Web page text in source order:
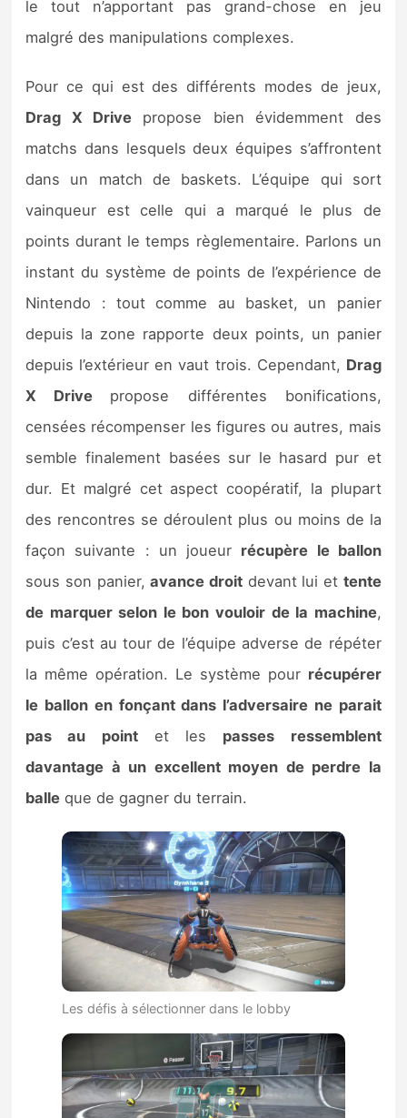
le tout n’apportant pas grand-chose en jeu
malgré des manipulations complexes.
Pour ce qui est des différents modes de jeux,
Drag X Drive propose bien évidemment des
matchs dans lesquels deux équipes s’affrontent
dans un match de baskets. L’équipe qui sort
vainqueur est celle qui a marqué le plus de
points durant le temps règlementaire. Parlons un
instant du système de points de l’expérience de
Nintendo : tout comme au basket, un panier
depuis la zone rapporte deux points, un panier
depuis l’extérieur en vaut trois. Cependant, Drag
X Drive propose différentes bonifications,
censées récompenser les figures ou autres, mais
semble finalement basées sur le hasard pur et
dur. Et malgré cet aspect coopératif, la plupart
des rencontres se déroulent plus ou moins de la
façon suivante : un joueur récupère le ballon
sous son panier,avance droitdevant lui et tente
de marquer selon le bon vouloir de la machine,
puis c’est au tour de l’équipe adverse de répéter
la même opération. Le système pour récupérer
le ballon en fonçant dans l’adversaire ne parait
pas au pointet les passes ressemblent
davantage à un excellent moyen de perdre la
balle que de gagner du terrain.
Les défis à sélectionner dans le lobby